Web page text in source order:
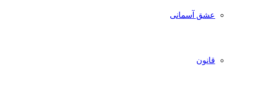
عشق آسمانی
قانون